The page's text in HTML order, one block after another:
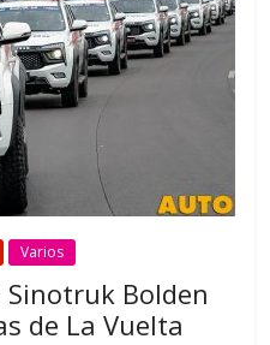
Varios
Sinotruk Bolden
de La Vuelta